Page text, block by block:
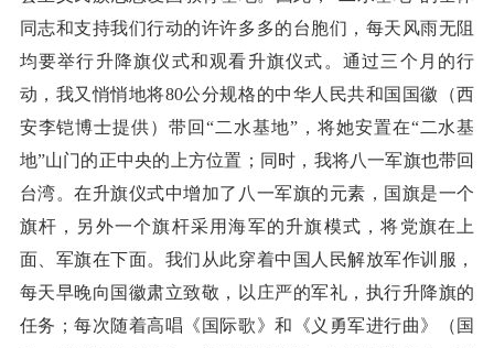
同志和支持我们行动的许许多多的台胞们，每天风雨无阻
均要举行升降旗仪式和观看升旗仪式。通过三个月的行
动，我又悄悄地将80公分规格的中华人民共和国国徽（西
安李铠博士提供）带回“二水基地”，将她安置在“二水基
地”山门的正中央的上方位置；同时，我将八一军旗也带回
台湾。在升旗仪式中增加了八一军旗的元素，国旗是一个
旗杆，另外一个旗杆采用海军的升旗模式，将党旗在上
面、军旗在下面。我们从此穿着中国人民解放军作训服，
每天早晚向国徽肃立致敬，以庄严的军礼，执行升降旗的
任务；每次随着高唱《国际歌》和《义勇军进行曲》（国